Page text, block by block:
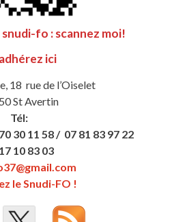
fo : scannez moi!
adhérez ici
18 rue de l’Oiselet
St Avertin
Tél:
30 11 58 / 07 81 83 97 22
10 83 03
le Snudi-FO !